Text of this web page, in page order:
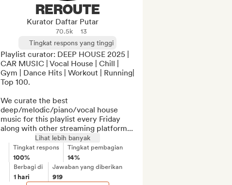
REROUTE
Kurator Daftar Putar
70.5k
13
Tingkat respons yang tinggi
Playlist curator: DEEP HOUSE 2025 |
CAR MUSIC | Vocal House | Chill |
Gym | Dance Hits | Workout | Running|
Top 100.
We curate the best
deep/melodic/piano/vocal house
music for this playlist every Friday
along with other streaming platform...
Lihat lebih banyak
Tingkat respons
100%
Tingkat pembagian
14%
Berbagi di
1 hari
Jawaban yang diberikan
919